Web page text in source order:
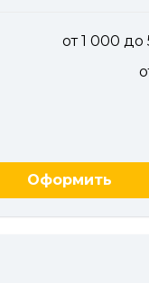
от 1 000
Оформить